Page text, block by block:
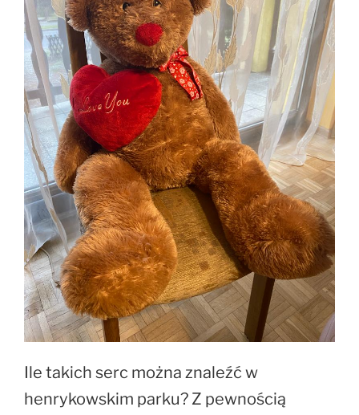
Ile takich serc można znaleźć w
henrykowskim parku? Z pewnością